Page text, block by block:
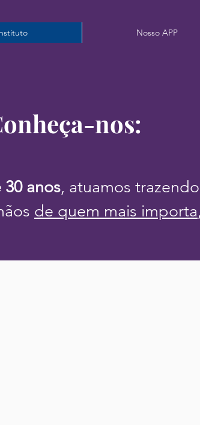
Nosso APP
nos:
30 anos, atuamos
de quem mais importa